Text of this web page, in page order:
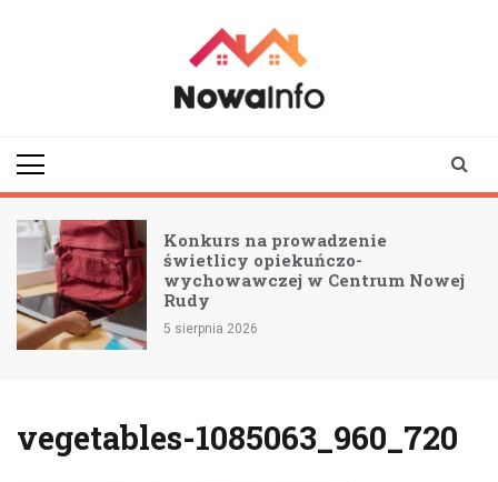
Konkurs na prowadzenie
świetlicy opiekuńczo-
wychowawczej w Centrum Nowej
Rudy
5 sierpnia 2026
vegetables-1085063_960_720